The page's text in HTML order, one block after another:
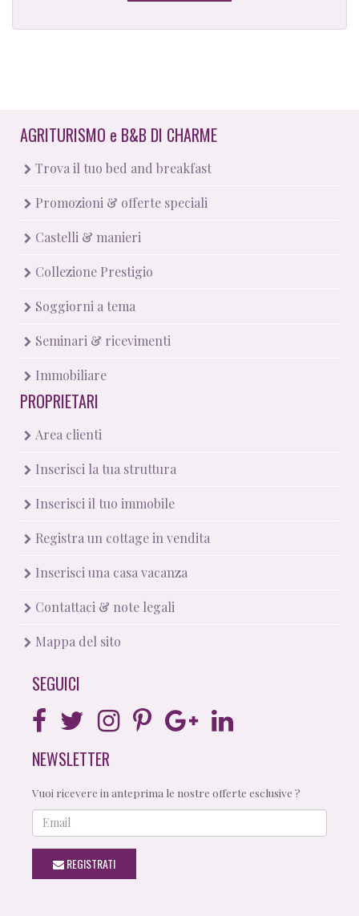
AGRITURISMO e B&B DI CHARME
Trova il tuo bed and breakfast
Promozioni & offerte speciali
Castelli & manieri
Collezione Prestigio
Soggiorni a tema
Seminari & ricevimenti
Immobiliare
PROPRIETARI
Area clienti
Inserisci la tua struttura
Inserisci il tuo immobile
Registra un cottage in vendita
Inserisci una casa vacanza
Contattaci & note legali
Mappa del sito
SEGUICI
NEWSLETTER
Vuoi ricevere in anteprima le nostre offerte esclusive ?
Email
REGISTRATI